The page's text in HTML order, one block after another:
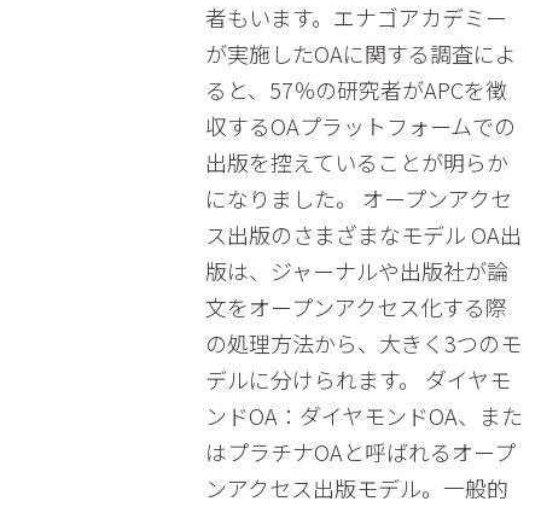
者もいます。エナゴアカデミー
が実施したOAに関する調査によ
ると、57％の研究者がAPCを徴
収するOAプラットフォームでの
出版を控えていることが明らか
になりました。 オープンアクセ
ス出版のさまざまなモデル OA出
版は、ジャーナルや出版社が論
文をオープンアクセス化する際
の処理方法から、大きく3つのモ
デルに分けられます。 ダイヤモ
ンドOA：ダイヤモンドOA、また
はプラチナOAと呼ばれるオープ
ンアクセス出版モデル。一般的